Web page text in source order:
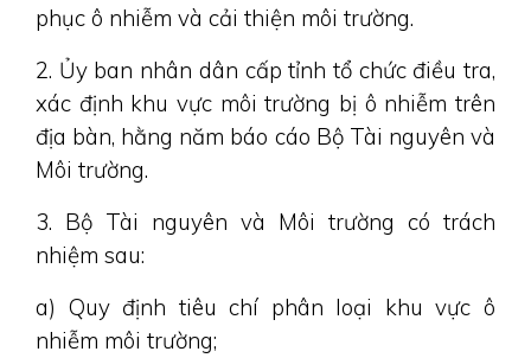
phục ô nhiễm và cải thiện môi trường.
2. Ủy ban nhân dân cấp tỉnh tổ chức điều tra,
xác định khu vực môi trường bị ô nhiễm trên
địa bàn, hằng năm báo cáo Bộ Tài nguyên và
Môi trường.
3. Bộ Tài nguyên và Môi trường có trách
nhiệm sau:
a) Quy định tiêu chí phân loại khu vực ô
nhiễm môi trường;